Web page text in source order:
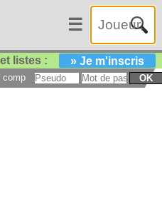
☰
listes : » Je m'inscris
compte : OK